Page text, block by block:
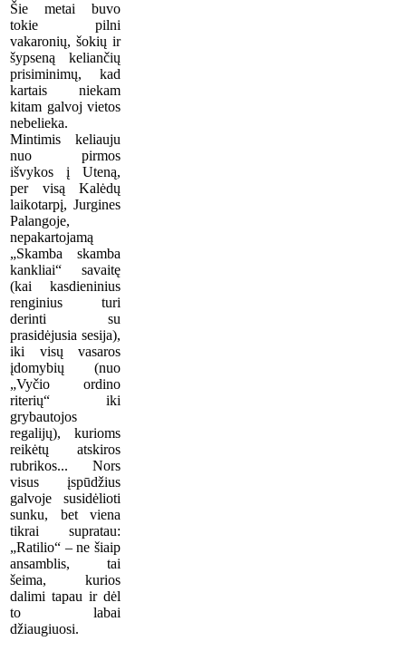
Šie metai buvo
tokie pilni
vakaronių, šokių ir
šypseną keliančių
prisiminimų, kad
kartais niekam
kitam galvoj vietos
nebelieka.
Mintimis keliauju
nuo pirmos
išvykos į Uteną,
per visą Kalėdų
laikotarpį, Jurgines
Palangoje,
nepakartojamą
„Skamba skamba
kankliai“ savaitę
(kai kasdieninius
renginius turi
derinti su
prasidėjusia sesija),
iki visų vasaros
įdomybių (nuo
„Vyčio ordino
riterių“ iki
grybautojos
regalijų), kurioms
reikėtų atskiros
rubrikos... Nors
visus įspūdžius
galvoje susidėlioti
sunku, bet viena
tikrai supratau:
„Ratilio“ – ne šiaip
ansamblis, tai
šeima, kurios
dalimi tapau ir dėl
to labai
džiaugiuosi.